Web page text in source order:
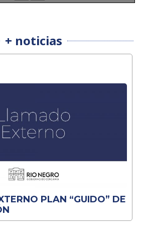
+ noticias
PLAN “GUIDO” DE